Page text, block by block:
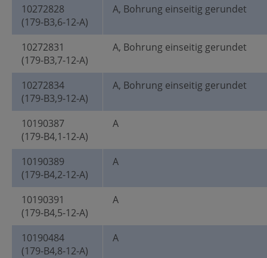
10272828
(179-B3,6-12-A)
A, Bohrung einseitig gerundet
10272831
(179-B3,7-12-A)
A, Bohrung einseitig gerundet
10272834
(179-B3,9-12-A)
A, Bohrung einseitig gerundet
10190387
(179-B4,1-12-A)
A
10190389
(179-B4,2-12-A)
A
10190391
(179-B4,5-12-A)
A
10190484
(179-B4,8-12-A)
A